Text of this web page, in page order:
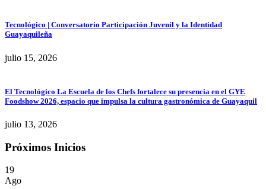
Tecnológico | Conversatorio Participación Juvenil y la Identidad
Guayaquileña
julio 15, 2026
El Tecnológico La Escuela de los Chefs fortalece su presencia en el GYE
Foodshow 2026, espacio que impulsa la cultura gastronómica de Guayaquil
julio 13, 2026
Próximos Inicios
19
Ago